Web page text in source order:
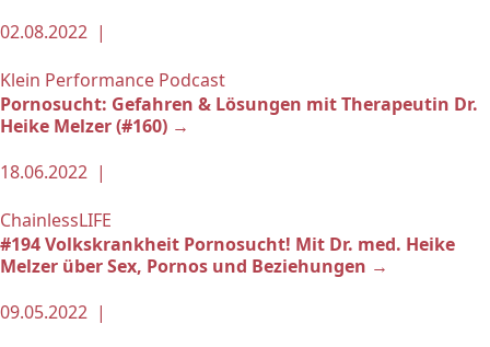
02.08.2022 |
Klein Performance Podcast
Pornosucht: Gefahren & Lösungen mit Therapeutin Dr.
Heike Melzer (#160) →
18.06.2022 |
ChainlessLIFE
#194 Volkskrankheit Pornosucht! Mit Dr. med. Heike
Melzer über Sex, Pornos und Beziehungen →
09.05.2022 |